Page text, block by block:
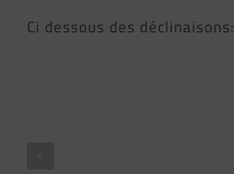
Ci dessous des déclinaisons: